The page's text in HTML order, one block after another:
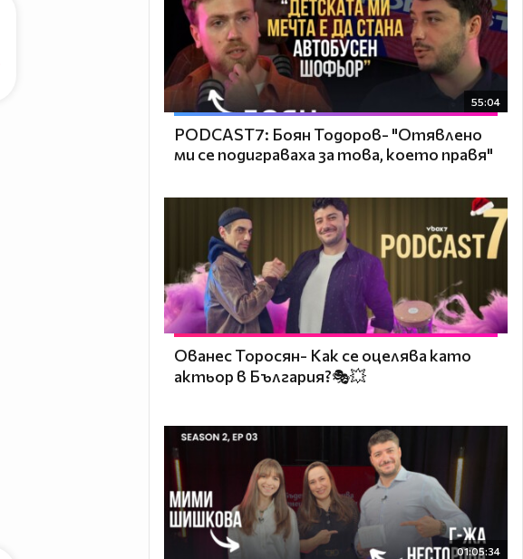
55:04
PODCAST7: ‪Боян Тодоров- "Отявлено
ми се подиграваха за това, което правя"
Ованес Торосян- Как се оцелява като
актьор в България?🎭💥
01:05:34